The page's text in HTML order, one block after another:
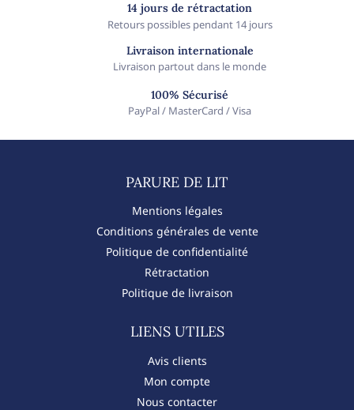
14 jours de rétractation
Retours possibles pendant 14 jours
Livraison internationale
Livraison partout dans le monde
100% Sécurisé
PayPal / MasterCard / Visa
PARURE DE LIT​
Mentions légales
Conditions générales de vente
Politique de confidentialité
Rétractation
Politique de livraison
LIENS UTILES
Avis clients
Mon compte
Nous contacter